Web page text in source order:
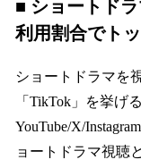
■ ショートド
利用割合でトッ
ショートドラマを
「TikTok」を挙げ
YouTube/X/
ョートドラマ視聴